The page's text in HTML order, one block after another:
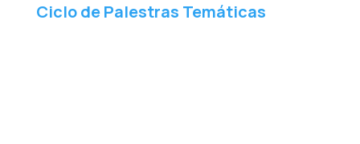
Ciclo de Palestras Temáticas